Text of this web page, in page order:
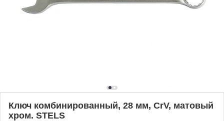
Ключ комбинированный, 28 мм, CrV, матовый
хром. STELS